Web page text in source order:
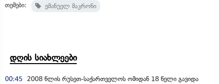
თემები: ემანუელ მაკრონი
დღის სიახლეები
00:45 2008 წლის რუსეთ-საქართველოს ომიდან 18 წელი გავიდა